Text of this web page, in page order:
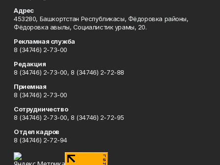
Адрес
453280, Башкортстан Республикасы, Фёдоровка районы,
Фёдоровка авылы, Социалистик урамы, 20.
Рекламная служба
8 (34746) 2-73-00
Редакция
8 (34746) 2-73-00, 8 (34746) 2-72-88
Приемная
8 (34746) 2-73-00
Сотрудничество
8 (34746) 2-73-00, 8 (34746) 2-72-95
Отдел кадров
8 (34746) 2-72-94